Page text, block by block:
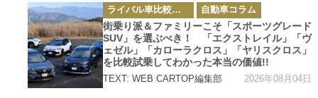
カ
テ
ゴ
リ
ー
ライバル車比較テスト 自動車コラム
街乗り派＆ファミリーこそ「スポーツグレード
SUV」を選ぶべき！ 「エクストレイル」「ヴ
ェゼル」「カローラクロス」「ヤリスクロス」
を比較試乗してわかった本当の価値!!
TEXT: WEB CARTOP編集部 2026年08月04日